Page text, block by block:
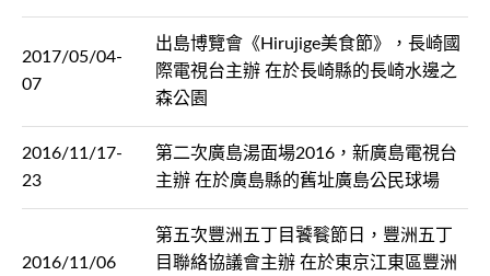
2017/05/04-
07
出島博覽會《Hirujige美食節》，長崎國
際電視台主辦 在於長崎縣的長崎水邊之
森公園
2016/11/17-
23
第二次廣島湯面場2016，新廣島電視台
主辦 在於廣島縣的舊址廣島公民球場
2016/11/06
第五次豐洲五丁目饕餮節日，豐洲五丁
目聯絡協議會主辦 在於東京江東區豐洲